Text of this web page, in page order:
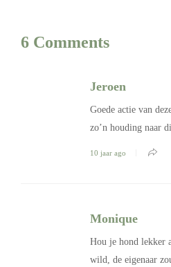
6 Comments
Jeroen
Goede actie van
zo’n houding naar
10 jaar ago
Monique
Hou je hond lekker
wild, de eigenaar